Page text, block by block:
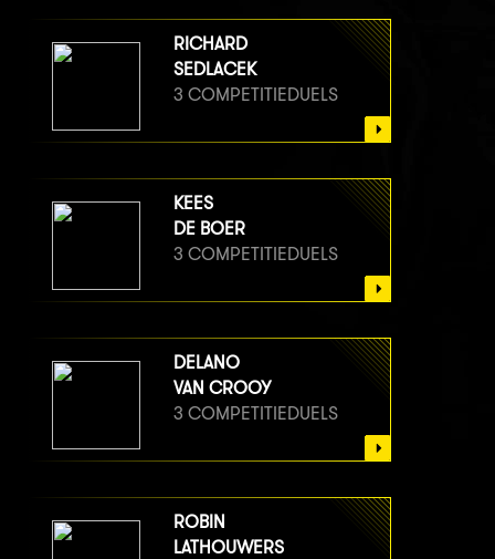
RICHARD
SEDLACEK
3 COMPETITIEDUELS
KEES
DE BOER
3 COMPETITIEDUELS
DELANO
VAN CROOY
3 COMPETITIEDUELS
ROBIN
LATHOUWERS